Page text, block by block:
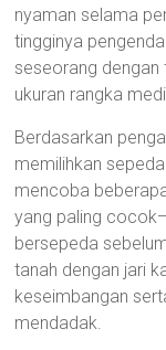
nyaman selama
tingginya
seseorang dengan
ukuran rangka
Berdasarkan
memilihkan
mencoba
yang paling
bersepeda
tanah dengan jari
keseimbangan
mendadak.